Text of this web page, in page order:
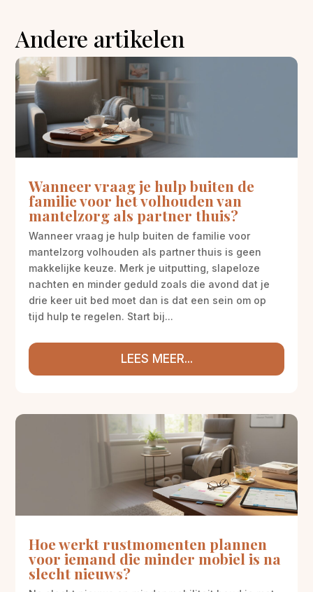
Andere artikelen
Wanneer vraag je hulp buiten de
familie voor het volhouden van
mantelzorg als partner thuis?
Wanneer vraag je hulp buiten de familie voor
mantelzorg volhouden als partner thuis is geen
makkelijke keuze. Merk je uitputting, slapeloze
nachten en minder geduld zoals die avond dat je
drie keer uit bed moet dan is dat een sein om op
tijd hulp te regelen. Start bij...
LEES MEER...
Hoe werkt rustmomenten plannen
voor iemand die minder mobiel is na
slecht nieuws?